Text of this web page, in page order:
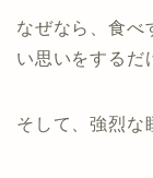
なぜなら、食べ
い思いをするだ
そして、強烈な